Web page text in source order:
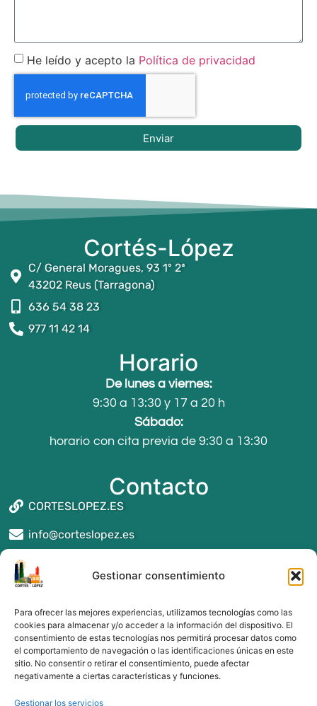
Gestionar consentimiento
Para ofrecer las mejores experiencias, utilizamos tecnologías como las
cookies para almacenar y/o acceder a la información del dispositivo. El
consentimiento de estas tecnologías nos permitirá procesar datos como
el comportamiento de navegación o las identificaciones únicas en este
sitio. No consentir o retirar el consentimiento, puede afectar
negativamente a ciertas características y funciones.
Gestionar los servicios
He leído y acepto la Política de privacidad
Enviar
Cortés-López
C/ General Moragues, 93 1º 2ª
43202 Reus (Tarragona)
636 54 38 23
977 11 42 14
Horario
De lunes a viernes:
9:30 a 13:30 y 17 a 20 h
Sábado:
horario con cita previa de 9:30 a 13:30
Contacto
CORTESLOPEZ.ES
info@corteslopez.es
Seguros y asesoría en Reus
Seguros y asesoría en Valls
Seguros y asesoría en Alcover
Seguros y asesoría en Tarragona
Seguros y asesoría en Cambrils
Seguros y asesoría en Salou